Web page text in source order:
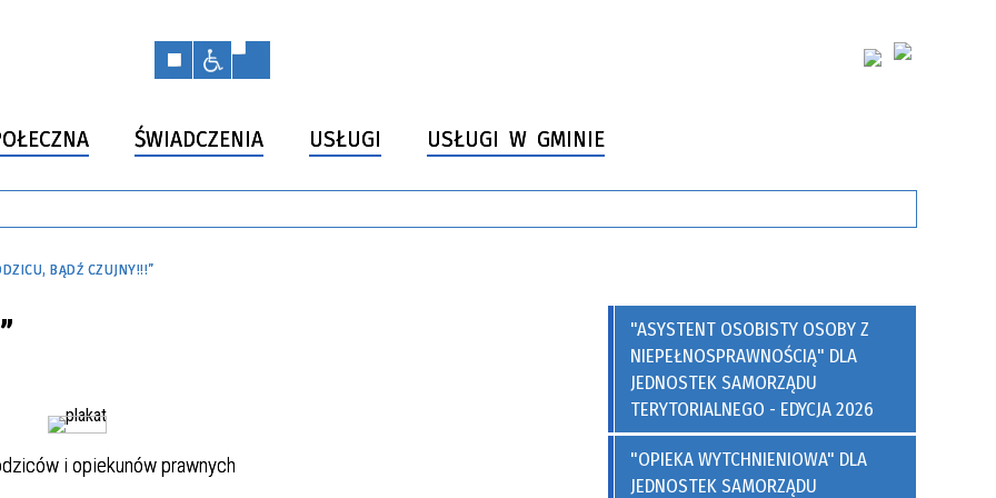
ŚWIADCZENIA USŁUGI USŁUGI W GMINIE
BĄDŹ CZUJNY!!!”
i opiekunów prawnych
"ASYSTENT OSOBISTY OSOBY Z
NIEPEŁNOSPRAWNOŚCIĄ" DLA
JEDNOSTEK SAMORZĄDU
TERYTORIALNEGO - EDYCJA 2026
"OPIEKA WYTCHNIENIOWA" DLA
JEDNOSTEK SAMORZĄDU